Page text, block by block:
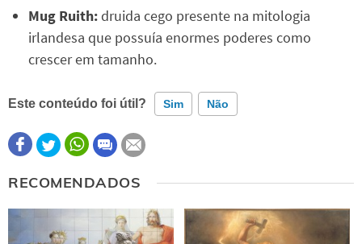
Mug Ruith:druida cego presente na mitologia
irlandesa que possuía enormes poderes como
crescer em tamanho.
Este conteúdo foi útil? Sim Não
Este conteúdo contém informação incorreta
Este conteúdo não tem a informação que procuro
RECOMENDADOS